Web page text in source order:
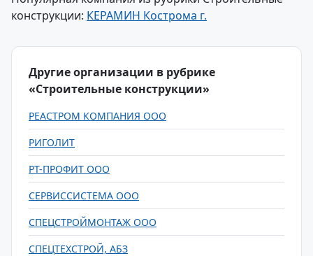
конструкции: КЕРАМИН Кострома г.
Другие организации в рубрике
«Строительные конструкции»
РЕАСТРОМ КОМПАНИЯ ООО
РИГОЛИТ
РТ-ПРОФИТ ООО
СЕРВИССИСТЕМА ООО
СПЕЦСТРОЙМОНТАЖ ООО
СПЕЦТЕХСТРОЙ, АБЗ